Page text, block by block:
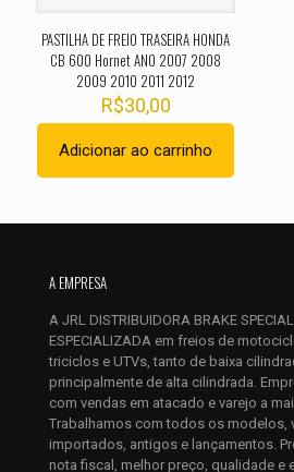
mail*
Salvar meus dados neste navegador
eu comentar.
PASTILHA DE FREIO TRASEIRA HONDA
CB 600 Hornet ANO 2007 2008
2009 2010 2011 2012
R$30,00
Adicionar ao carrinho
A EMPRESA
A JRL DISTRIBUIDORA BRAKE
ESPECIALIZADA em freios de
triciclos e UTVs, tanto de baixa
principalmente de alta cilindrada.
com vendas em atacado e varejo a
Trabalhamos com todos os modelos,
importados, antigos e lançamentos.
nota fiscal, melhor preço, qualidade e